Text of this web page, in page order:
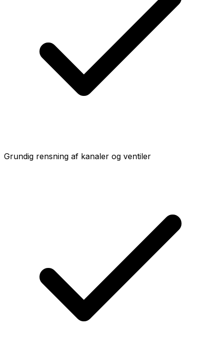
Grundig rensning af kanaler og ventiler